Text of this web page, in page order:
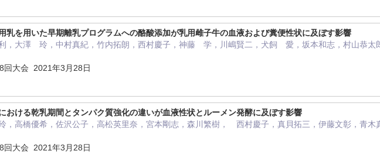
乳を用いた早期離乳プログラムへの酪酸添加が乳用雌子牛の血液および糞便性状に及ぼす影響
，大澤 玲，中村真紀，竹内拓朗，西村慶子，神藤 学，川嶋賢二，犬飼 愛，坂本和志，村山恭
回大会 2021年3月28日
おける乾乳期間とタンパク質強化の違いが血液性状とルーメン発酵に及ぼす影響
高橋優希，佐沢公子，高松英里奈，宮本剛志，森川繁樹， 西村慶子，真貝拓三，伊藤文彰，青
回大会 2021年3月28日